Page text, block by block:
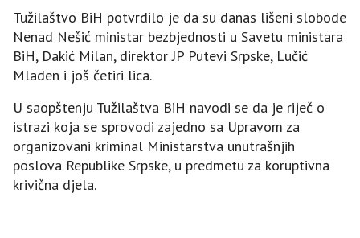
Tužilaštvo BiH potvrdilo je da su danas lišeni slobode
Nenad Nešić ministar bezbjednosti u Savetu ministara
BiH, Dakić Milan, direktor JP Putevi Srpske, Lučić
Mladen i još četiri lica.
U saopštenju Tužilaštva BiH navodi se da je riječ o
istrazi koja se sprovodi zajedno sa Upravom za
organizovani kriminal Ministarstva unutrašnjih
poslova Republike Srpske, u predmetu za koruptivna
krivična djela.